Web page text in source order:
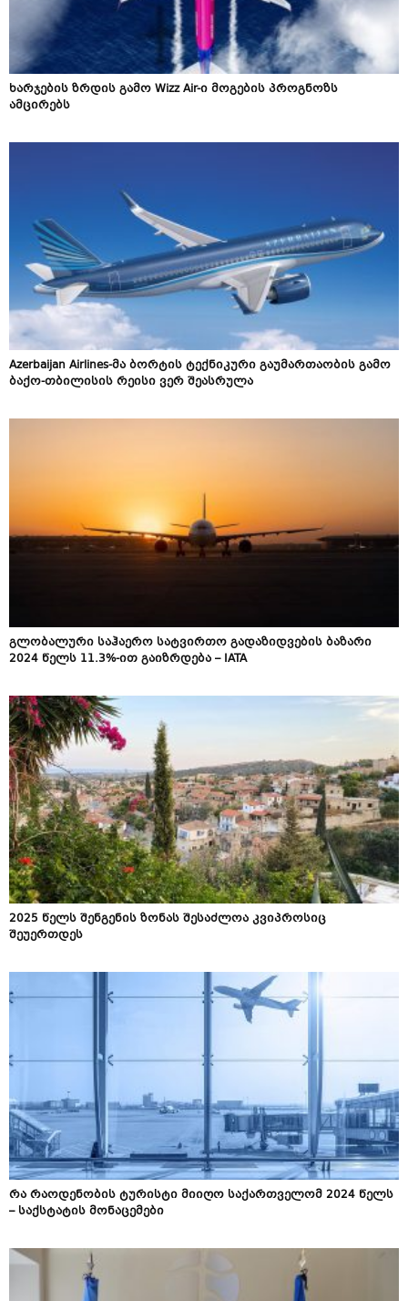
ხარჯების ზრდის გამო Wizz Air-ი მოგების პროგნოზს
ამცირებს
Azerbaijan Airlines-მა ბორტის ტექნიკური გაუმართაობის გამო
ბაქო-თბილისის რეისი ვერ შეასრულა
გლობალური საჰაერო სატვირთო გადაზიდვების ბაზარი
2024 წელს 11.3%-ით გაიზრდება – IATA
2025 წელს შენგენის ზონას შესაძლოა კვიპროსიც
შეუერთდეს
რა რაოდენობის ტურისტი მიიღო საქართველომ 2024 წელს
– საქსტატის მონაცემები